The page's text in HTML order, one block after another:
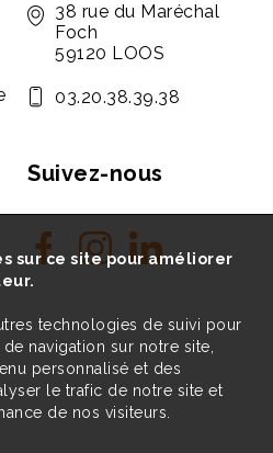
38 rue du Maréchal
Foch
59120 LOOS
03.20.38.39.38
Suivez-nous
sur ce site pour améliorer
technologies de suivi pour
navigation sur notre site,
personnalisé et des
le trafic de notre site et
de nos visiteurs.